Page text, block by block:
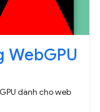
WebGPU
dành cho web